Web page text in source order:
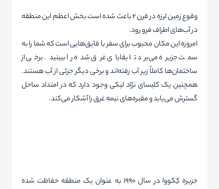
وقوع زمین لرزه در قرن 2 باعث شده است بخش اعظم این منطقه
در آب‌های اطراف فرو رود.
امروزه این مکان محبوب برای سفر با قایق‌هایی است که شما را به
سمت جزیره می‌برد تا بقایای غرق شده را ببینید. برخی از
ساختمان‌ها کاملاً زیر آب رفته‌اند و برخی دیگر جزئی از آب هستند.
همچنین یک کلیسای نژاد لیکی وجود دارد که در امتداد ساحل
گسترش می‌یابد و مقبره‌های نیمه غرق را آشکار می‌کند.
جزیره کِکووا در سال 1990 به عنوان یک منطقه حفاظت شده